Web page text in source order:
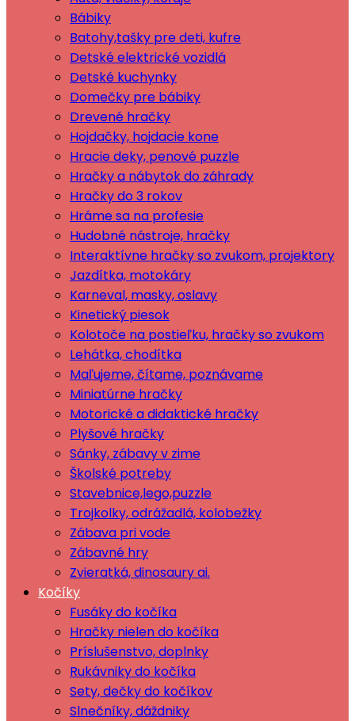
Bábiky
Batohy,tašky pre deti, kufre
Detské elektrické vozidlá
Detské kuchynky
Domečky pre bábiky
Drevené hračky
Hojdačky, hojdacie kone
Hracie deky, penové puzzle
Hračky a nábytok do záhrady
Hračky do 3 rokov
Hráme sa na profesie
Hudobné nástroje, hračky
Interaktívne hračky so zvukom, projektory
Jazdítka, motokáry
Karneval, masky, oslavy
Kinetický piesok
Kolotoče na postieľku, hračky so zvukom
Lehátka, chodítka
Maľujeme, čítame, poznávame
Miniatúrne hračky
Motorické a didaktické hračky
Plyšové hračky
Sánky, zábavy v zime
Školské potreby
Stavebnice,lego,puzzle
Trojkolky, odrážadlá, kolobežky
Zábava pri vode
Zábavné hry
Zvieratká, dinosaury ai.
Kočíky
Fusáky do kočíka
Hračky nielen do kočíka
Príslušenstvo, doplnky
Rukávniky do kočíka
Sety, dečky do kočíkov
Slnečníky, dáždniky